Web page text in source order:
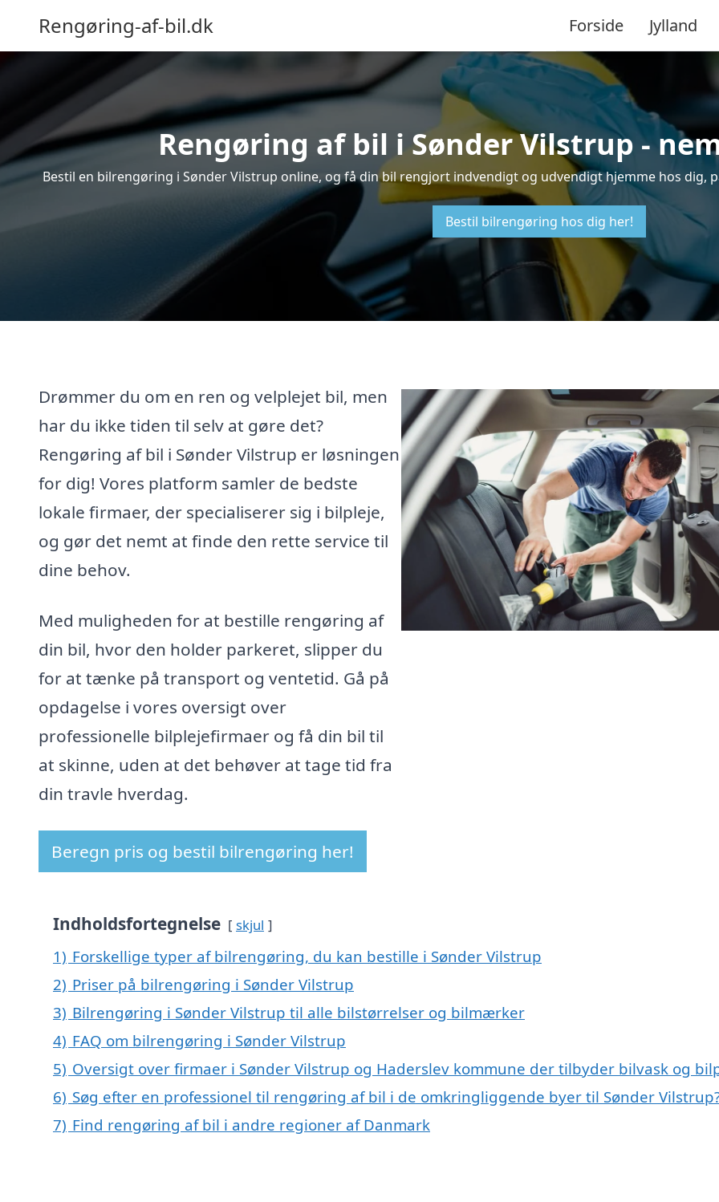
Rengøring-af-bil.dk Forside Jylland
Rengøring af bil i Sønder Vilstrup -
Bestil en bilrengøring i Sønder Vilstrup online, og få din bil rengjort indvendigt og udvendigt hjemme hos dig,
Bestil bilrengøring hos dig her!
Drømmer du om en ren og velplejet bil, men
har du ikke tiden til selv at gøre det?
Rengøring af bil i Sønder Vilstrup er løsningen
for dig! Vores platform samler de bedste
lokale firmaer, der specialiserer sig i bilpleje,
og gør det nemt at finde den rette service til
dine behov.
Med muligheden for at bestille rengøring af
din bil, hvor den holder parkeret, slipper du
for at tænke på transport og ventetid. Gå på
opdagelse i vores oversigt over
professionelle bilplejefirmaer og få din bil til
at skinne, uden at det behøver at tage tid fra
din travle hverdag.
Beregn pris og bestil bilrengøring her!
Indholdsfortegnelse skjul
1) Forskellige typer af bilrengøring, du kan bestille i Sønder Vilstrup
2) Priser på bilrengøring i Sønder Vilstrup
3) Bilrengøring i Sønder Vilstrup til alle bilstørrelser og bilmærker
4) FAQ om bilrengøring i Sønder Vilstrup
5) Oversigt over firmaer i Sønder Vilstrup og Haderslev kommune der tilbyder bilvask og
6) Søg efter en professionel til rengøring af bil i de omkringliggende byer til Sønder
7) Find rengøring af bil i andre regioner af Danmark